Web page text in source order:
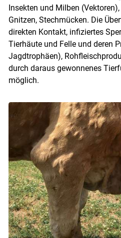
Insekten und Milben
Gnitzen, Stechmücken. Die
direkten Kontakt, infiziertes
Tierhäute und Felle und deren
Jagdtrophäen),
durch daraus gewonnenes
möglich.